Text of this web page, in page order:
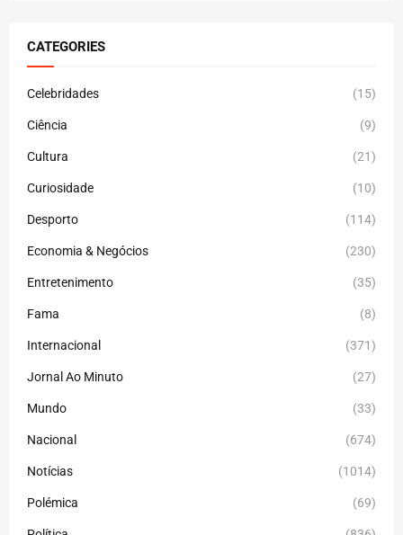
CATEGORIES
Celebridades (15)
Ciência (9)
Cultura (21)
Curiosidade (10)
Desporto (114)
Economia & Negócios (230)
Entretenimento (35)
Fama (8)
Internacional (371)
Jornal Ao Minuto (27)
Mundo (33)
Nacional (674)
Notícias (1014)
Polémica (69)